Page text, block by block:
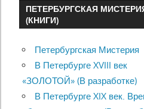
ПЕТЕРБУРГСКАЯ
(КНИГИ)
Петербургская Мистерия
В Петербурге XVIII век
«ЗОЛОТОЙ» (В разработке)
В Петербурге XIX век.